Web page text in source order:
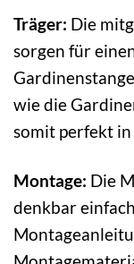
Träger: Die
sorgen für
wie die
somit perfekt in
Montage: Die
denkbar